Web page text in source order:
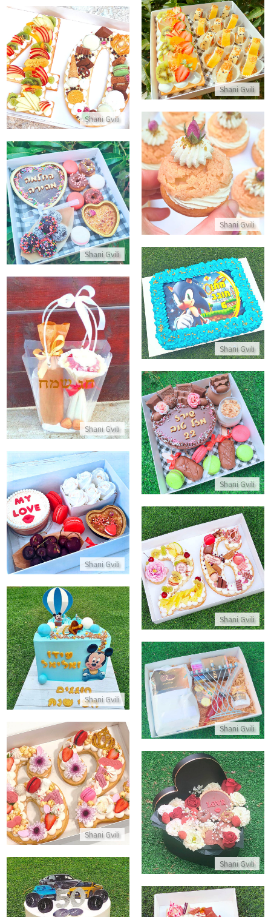
Shani Gvili
מארז סושי פירות וקינוחים ליום הולדת
התקשר/י
Shani Gvili
עוגת מספרים שוקולדים ופירות
התקשר/י
Shani Gvili
מארז פחזניות
התקשר/י
Shani Gvili
מארז החלמה מהירה
התקשר/י
Shani Gvili
עוגת גן סוניק מלבנית
התקשר/י
Shani Gvili
מארז יין ושוקולד לפסח
התקשר/י
Shani Gvili
מארז יום הולדת
התקשר/י
Shani Gvili
מארז לטו באב - עוגות, מקרונים
התקשר/י
Shani Gvili
עוגת מספרים חצי חצי שוקולד ופירות
התקשר/י
Shani Gvili
עוגת חצי שנה יום הולדת מיקי
התקשר/י
Shani Gvili
מארז חנוכה להכנת סופגניות עם חנוכייה
התקשר/י
Shani Gvili
עוגת מספרים ליום הולדת
התקשר/י
Shani Gvili
מארז מתוקים ליום האהבה
התקשר/י
עוגת יום הולדת 50 בעיצוב מכוניות אאודי